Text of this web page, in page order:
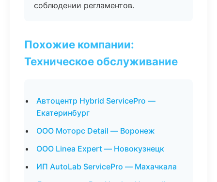
соблюдении регламентов.
Похожие компании:
Техническое обслуживание
Автоцентр Hybrid ServicePro —
Екатеринбург
ООО Моторс Detail — Воронеж
ООО Linea Expert — Новокузнецк
ИП AutoLab ServicePro — Махачкала